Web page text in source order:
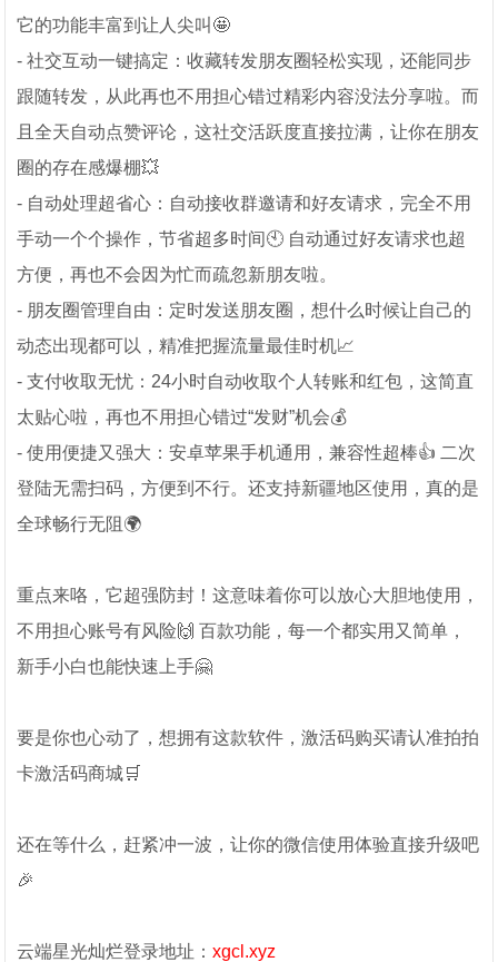
它的功能丰富到让人尖叫🤩
- 社交互动一键搞定：收藏转发朋友圈轻松实现，还能同步
跟随转发，从此再也不用担心错过精彩内容没法分享啦。而
且全天自动点赞评论，这社交活跃度直接拉满，让你在朋友
圈的存在感爆棚💥
- 自动处理超省心：自动接收群邀请和好友请求，完全不用
手动一个个操作，节省超多时间🕙 自动通过好友请求也超
方便，再也不会因为忙而疏忽新朋友啦。
- 朋友圈管理自由：定时发送朋友圈，想什么时候让自己的
动态出现都可以，精准把握流量最佳时机📈
- 支付收取无忧：24小时自动收取个人转账和红包，这简直
太贴心啦，再也不用担心错过“发财”机会💰
- 使用便捷又强大：安卓苹果手机通用，兼容性超棒👍 二次
登陆无需扫码，方便到不行。还支持新疆地区使用，真的是
全球畅行无阻🌍
重点来咯，它超强防封！这意味着你可以放心大胆地使用，
不用担心账号有风险🙌 百款功能，每一个都实用又简单，
新手小白也能快速上手🤗
要是你也心动了，想拥有这款软件，激活码购买请认准拍拍
卡激活码商城🛒
还在等什么，赶紧冲一波，让你的微信使用体验直接升级吧
🎉
云端星光灿烂登录地址：xgcl.xyz